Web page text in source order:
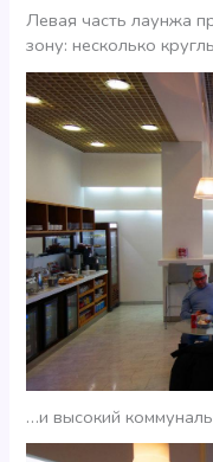
Левая часть лаунжа
зону: несколько
…и высокий